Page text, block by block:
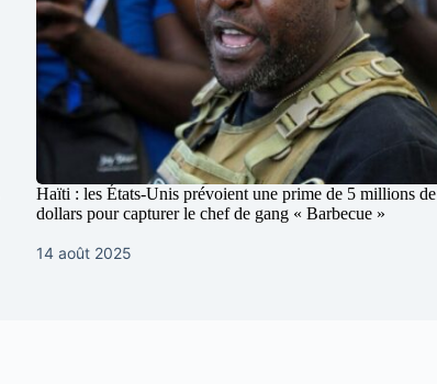
Haïti : les États-Unis prévoient une prime de 5 millions de
dollars pour capturer le chef de gang « Barbecue »
14 août 2025